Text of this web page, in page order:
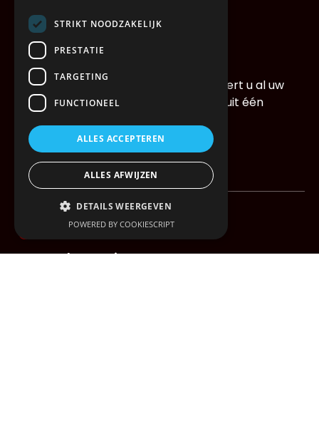
04
Control Tower
Met de Control Tower van Xwift beheert u al uw
transport- en logistieke stromen vanuit één
05
Warehousing &
STRIKT NOODZAKELIJK
PRESTATIE
TARGETING
FUNCTIONEEL
ALLES ACCEPTEREN
ALLES AFWIJZEN
DETAILS WEERGEVEN
POWERED BY COOKIESCRIPT